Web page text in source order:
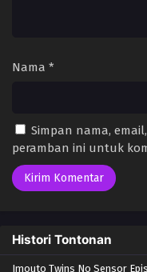
Nama *
Simpan nama,
peramban ini untuk
Histori Tontonan
Imouto Twins No Sensor